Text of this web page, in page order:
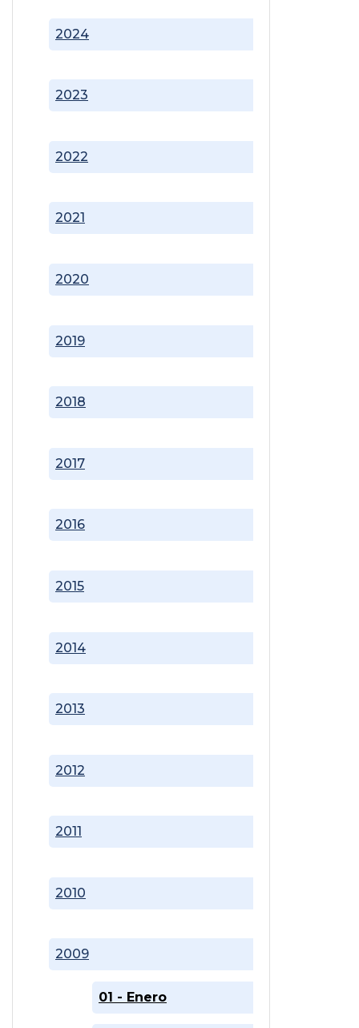
2009
01 - Enero
2010
2011
2012
2013
2014
2015
2016
2017
2018
2019
2020
2021
2022
2023
2024